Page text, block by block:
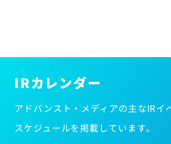
IRカレンダー
アドバンスト・メディアの主なIRイ
スケジュールを掲載しています。